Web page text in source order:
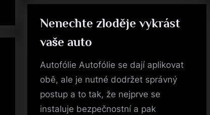
Nenechte zloděje vykrást
vaše auto
Autofólie Autofólie se dají aplikovat
obě, ale je nutné dodržet správný
postup a to tak, že nejprve se
instaluje bezpečnostní a pak